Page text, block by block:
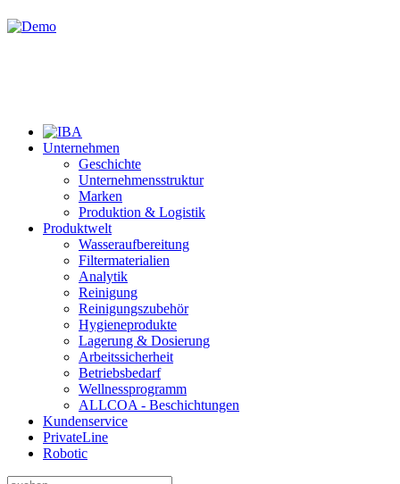
Unternehmen
Geschichte
Unternehmensstruktur
Marken
Produktion & Logistik
Produktwelt
Wasseraufbereitung
Filtermaterialien
Analytik
Reinigung
Reinigungszubehör
Hygieneprodukte
Lagerung & Dosierung
Arbeitssicherheit
Betriebsbedarf
Wellnessprogramm
ALLCOA - Beschichtungen
Kundenservice
PrivateLine
Robotic